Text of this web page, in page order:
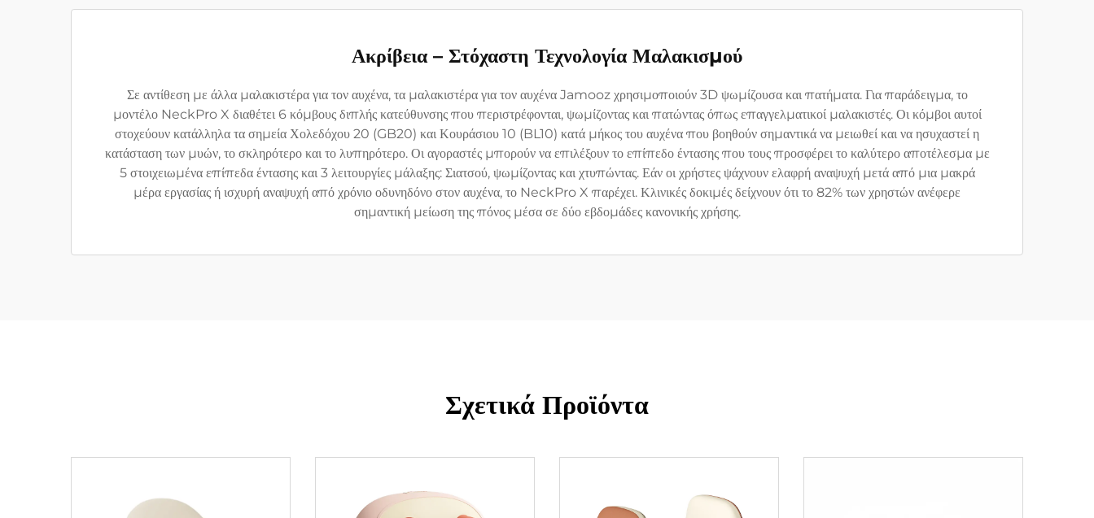
Ακρίβεια – Στόχαστη Τεχνολογία Μαλακισμού
Σε αντίθεση με άλλα μαλακιστέρα για τον αυχένα, τα μαλακιστέρα για τον αυχένα Jamooz χρησιμοποιούν 3D ψωμίζουσα και πατήματα. Για παράδειγμα, το
μοντέλο NeckPro X διαθέτει 6 κόμβους διπλής κατεύθυνσης που περιστρέφονται, ψωμίζοντας και πατώντας όπως επαγγελματικοί μαλακιστές. Οι κόμβοι αυτοί
στοχεύουν κατάλληλα τα σημεία Χολεδόχου 20 (GB20) και Κουράσιου 10 (BL10) κατά μήκος του αυχένα που βοηθούν σημαντικά να μειωθεί και να ησυχαστεί η
κατάσταση των μυών, το σκληρότερο και το λυπηρότερο. Οι αγοραστές μπορούν να επιλέξουν το επίπεδο έντασης που τους προσφέρει το καλύτερο αποτέλεσμα με
5 στοιχειωμένα επίπεδα έντασης και 3 λειτουργίες μάλαξης: Σιατσού, ψωμίζοντας και χτυπώντας. Εάν οι χρήστες ψάχνουν ελαφρή αναψυχή μετά από μια μακρά
μέρα εργασίας ή ισχυρή αναψυχή από χρόνιο οδυνηδόνο στον αυχένα, το NeckPro X παρέχει. Κλινικές δοκιμές δείχνουν ότι το 82% των χρηστών ανέφερε
σημαντική μείωση της πόνος μέσα σε δύο εβδομάδες κανονικής χρήσης.
Σχετικά Προϊόντα